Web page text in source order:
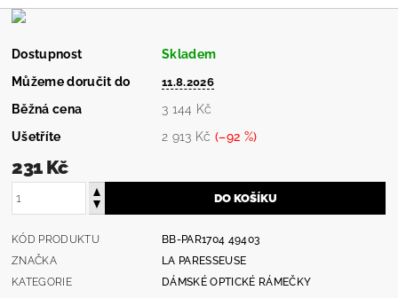
Dostupnost
Skladem
Můžeme doručit do
11.8.2026
Běžná cena
3 144 Kč
Ušetříte
2 913 Kč (–92 %)
231 Kč
KÓD PRODUKTU
BB-PAR1704 49403
ZNAČKA
LA PARESSEUSE
KATEGORIE
DÁMSKÉ OPTICKÉ RÁMEČKY